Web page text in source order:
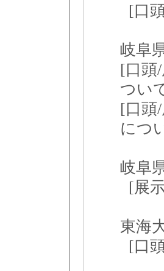
[口
岐阜
[口頭
つい
[口頭
につ
岐阜
[展
東海
[口